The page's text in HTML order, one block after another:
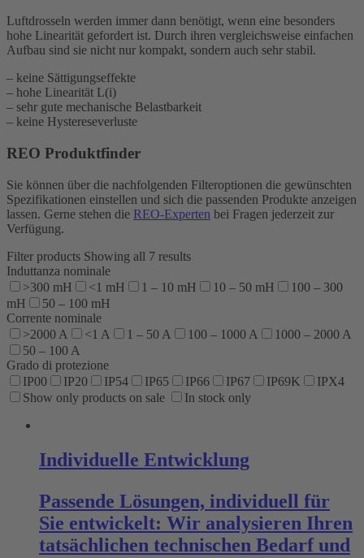
Luftdrosseln werden immer dann benötigt, wenn eine besonders
hohe Linearität gefordert ist. Durch ihren vergleichsweise einfachen
Aufbau sind sie nicht nur kompakt, sondern auch sehr stabil.
– keine Sättigungseffekte
– hohe Linearität L(i)
– sehr gute mechanische Belastbarkeit
– keine Hystereseverluste
REO Produktfinder
Sie können über die nachfolgenden Filteroptionen die gewünschten
Spezifikationen einstellen und sich die passenden Produkte anzeigen
lassen. Gerne stehen die REO-Experten bei Fragen jederzeit zur
Verfügung.
Filter products Showing all 7 results
Induttanza nominale
>300 mH
<1 mH 1 – 10 mH 10 – 50 mH
100 – 300
mH
50 – 100 mH
Corrente nominale
>2000 A
<1 A 1 – 50 A 100 – 1000 A
1000 – 2000 A
50 – 100 A
Grado di protezione
IP00
IP20 IP54 IP65 IP66 IP67 IP69K
IPX4
Show only products on sale
In stock only
Individuelle Entwicklung
Passende Lösungen, individuell für
Sie entwickelt: Wir analysieren Ihren
tatsächlichen technischen Bedarf und